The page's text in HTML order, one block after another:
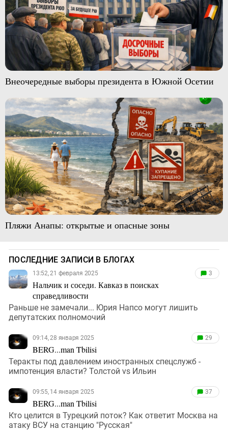
Внеочередные выборы президента в Южной Осетии
Пляжи Анапы: открытые и опасные зоны
ПОСЛЕДНИЕ ЗАПИСИ В БЛОГАХ
13:52, 21 февраля 2025
Нальчик и соседи. Кавказ в поисках
справедливости
3
Раньше не замечали... Юрия Напсо могут лишить
депутатских полномочий
09:14, 28 января 2025
BERG...man Tbilisi
29
Теракты под давлением иностранных спецслужб -
импотенция власти? Толстой vs Ильин
09:55, 14 января 2025
BERG...man Tbilisi
37
Кто целится в Турецкий поток? Как ответит Москва на
атаку ВСУ на станцию "Русская"